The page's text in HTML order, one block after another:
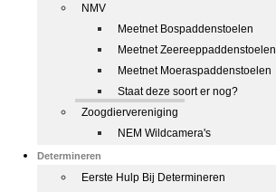
NMV
Meetnet Bospaddenstoelen
Meetnet Zeereeppaddenstoelen
Meetnet Moeraspaddenstoelen
Staat deze soort er nog?
Zoogdiervereniging
NEM Wildcamera's
Determineren
Eerste Hulp Bij Determineren